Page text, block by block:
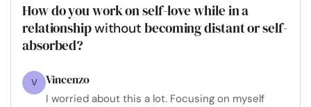
How do you work on self-love while in a
relationshipwithout becoming distant or self-
absorbed?
V Vincenzo
I worried about this a lot. Focusing on myself